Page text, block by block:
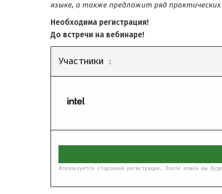
языке, а также предложит ряд
Необходима регистрация!
До встречи на вебинаре!
Участники 1
Используется сторонняя регистрация. После клика вы